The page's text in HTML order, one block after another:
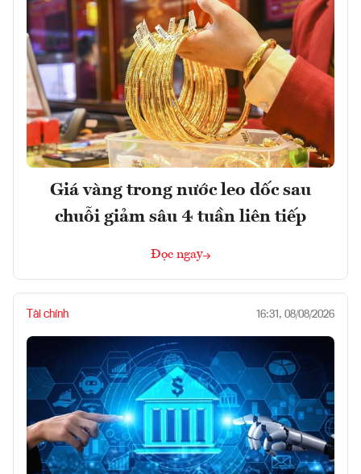
Giá vàng trong nước leo dốc sau
chuỗi giảm sâu 4 tuần liên tiếp
Đọc ngay
Tài chính 16:31, 08/08/2026